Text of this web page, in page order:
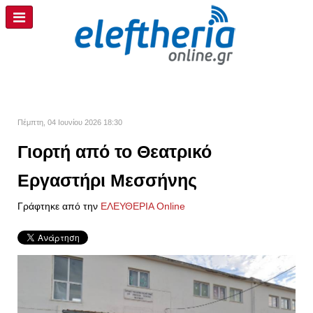
Πέμπτη, 04 Ιουνίου 2026 18:30
Γιορτή από το Θεατρικό
Εργαστήρι Μεσσήνης
Γράφτηκε από την ΕΛΕΥΘΕΡΙΑ Online